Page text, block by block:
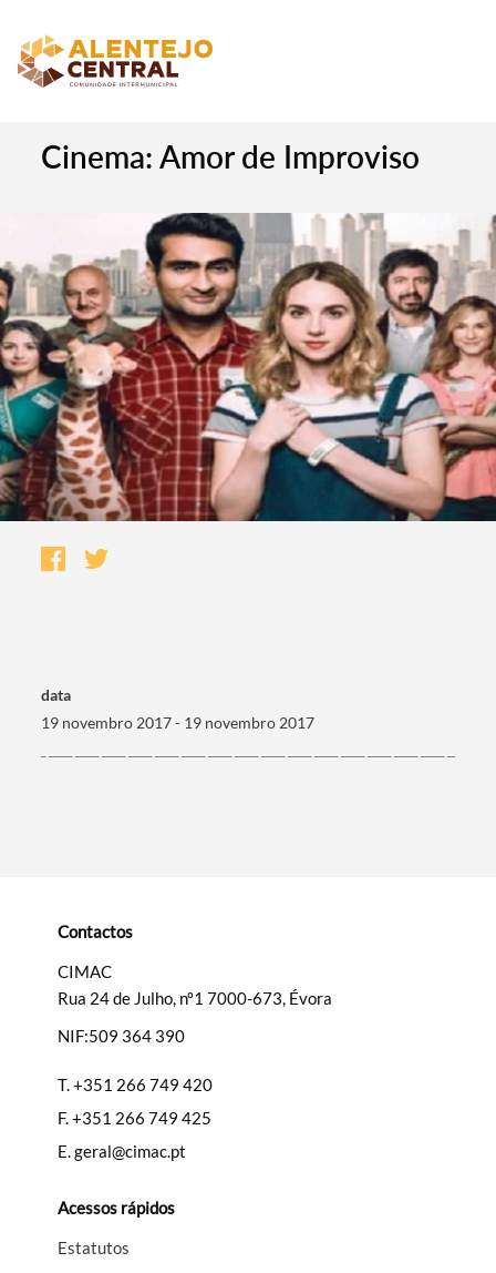
Filtros
Cinema: Amor de Improviso
data
19 novembro 2017 - 19 novembro 2017
Contactos
CIMAC
Rua 24 de Julho, nº1 7000-673, Évora
NIF:509 364 390
T.+351 266 749 420
F.+351 266 749 425
E.geral@cimac.pt
Acessos rápidos
Estatutos